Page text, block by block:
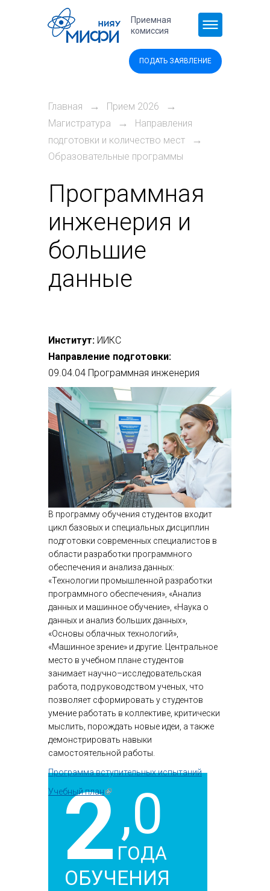
Перейти к основному содержанию
ПОДАТЬ ЗАЯВЛЕНИЕ
Приемная
комиссия
Главная → Прием 2026 →
Магистратура →
Направления
подготовки и количество мест
→
Образовательные программы
Программная
инженерия и
большие
данные
Институт: ИИКС
Направление подготовки:
09.04.04 Программная инженерия
В программу обучения студентов входит
цикл базовых и специальных дисциплин
подготовки современных специалистов в
области разработки программного
обеспечения и анализа данных:
«Технологии промышленной разработки
программного обеспечения», «Анализ
данных и машинное обучение», «Наука о
данных и анализ больших данных»,
«Основы облачных технологий»,
«Машинное зрение» и другие. Центральное
место в учебном плане студентов
занимает научно–исследовательская
работа, под руководством ученых, что
позволяет сформировать у студентов
умение работать в коллективе, критически
мыслить, порождать новые идеи, а также
демонстрировать навыки
самостоятельной работы.
Программа вступительных испытаний
Учебный план(внешняя ссылка)
2 ,0
ГОДА
ОБУЧЕНИЯ